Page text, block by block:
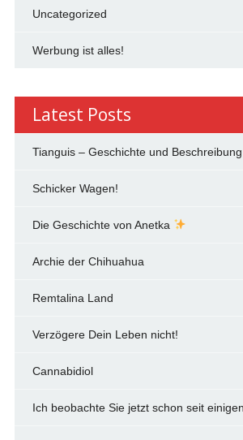
Uncategorized
Werbung ist alles!
Latest Posts
Tianguis – Geschichte und Beschreibung
Schicker Wagen!
Die Geschichte von Anetka
Archie der Chihuahua
Remtalina Land
Verzögere Dein Leben nicht!
Cannabidiol
Ich beobachte Sie jetzt schon seit